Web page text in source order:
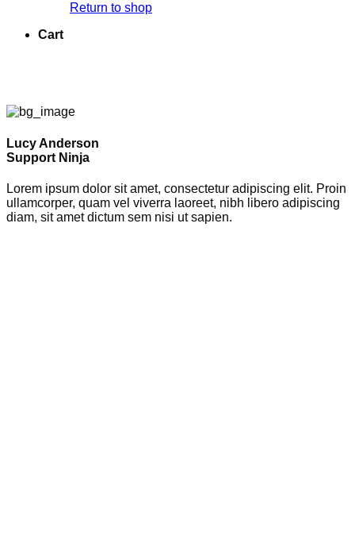
Return to shop
Cart
Lucy Anderson
Support Ninja
Lorem ipsum dolor sit amet, consectetur adipiscing elit. Proin
ullamcorper, quam vel viverra laoreet, nibh libero adipiscing
diam, sit amet dictum sem nisi ut sapien.